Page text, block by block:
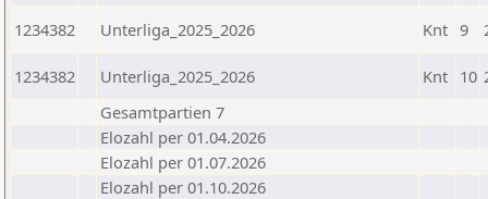
1234382 Unterliga_2025_2026 Knt 9
1234382 Unterliga_2025_2026 Knt 10
Gesamtpartien 7
Elozahl per 01.04.2026
Elozahl per 01.07.2026
Elozahl per 01.10.2026